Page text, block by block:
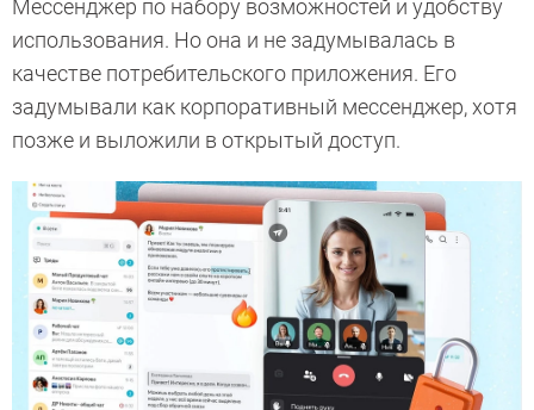
Мессенджер по набору возможностей и удобству
использования. Но она и не задумывалась в
качестве потребительского приложения. Его
задумывали как корпоративный мессенджер, хотя
позже и выложили в открытый доступ.